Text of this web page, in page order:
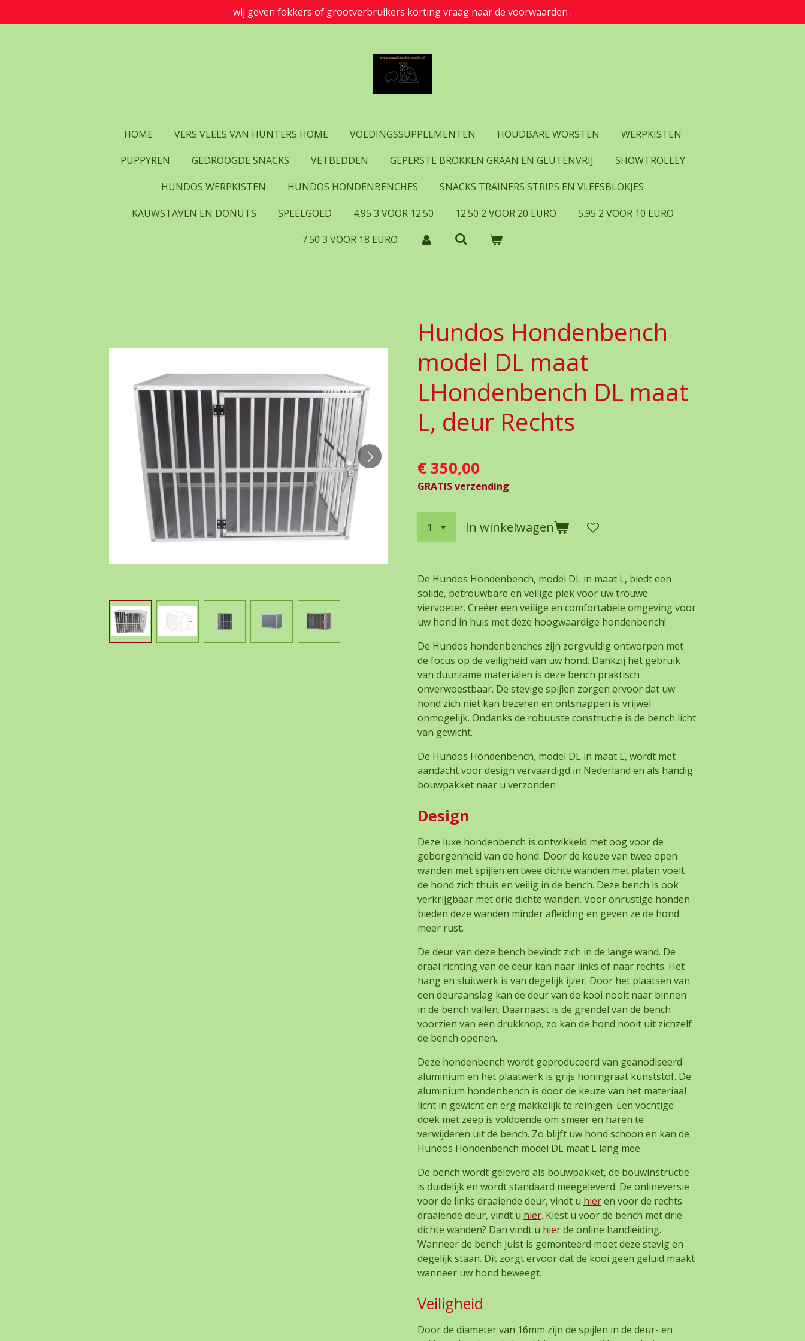
direct
wij geven fokkers of grootverbruikers korting vraag naar de voorwaarden .
HOME VERS VLEES VAN HUNTERS HOME VOEDINGSSUPPLEMENTEN HOUDBARE WORSTEN
WERPKISTEN
PUPPYREN
GEDROOGDE SNACKS VETBEDDEN GEPERSTE BROKKEN GRAAN EN GLUTENVRIJ
SHOWTROLLEY
HUNDOS WERPKISTEN
HUNDOS HONDENBENCHES
SNACKS TRAINERS STRIPS EN VLEESBLOKJES
KAUWSTAVEN EN DONUTS
SPEELGOED 4.95 3 VOOR 12.50 12.50 2 VOOR 20 EURO
5.95 2 VOOR 10 EURO
7.50 3 VOOR 18 EURO
Hundos Hondenbench
model DL maat
LHondenbench DL maat
L, deur Rechts
€ 350,00
GRATIS verzending
In winkelwagen
De Hundos Hondenbench, model DL in maat L, biedt een
solide, betrouwbare en veilige plek voor uw trouwe
viervoeter. Creëer een veilige en comfortabele omgeving voor
uw hond in huis met deze hoogwaardige hondenbench!
De Hundos hondenbenches zijn zorgvuldig ontworpen met
de focus op de veiligheid van uw hond. Dankzij het gebruik
van duurzame materialen is deze bench praktisch
onverwoestbaar. De stevige spijlen zorgen ervoor dat uw
hond zich niet kan bezeren en ontsnappen is vrijwel
onmogelijk. Ondanks de robuuste constructie is de bench licht
van gewicht.
De Hundos Hondenbench, model DL in maat L, wordt met
aandacht voor design vervaardigd in Nederland en als handig
bouwpakket naar u verzonden
Design
Deze luxe hondenbench is ontwikkeld met oog voor de
geborgenheid van de hond. Door de keuze van twee open
wanden met spijlen en twee dichte wanden met platen voelt
de hond zich thuis en veilig in de bench. Deze bench is ook
verkrijgbaar met drie dichte wanden. Voor onrustige honden
bieden deze wanden minder afleiding en geven ze de hond
meer rust.
De deur van deze bench bevindt zich in de lange wand. De
draai richting van de deur kan naar links of naar rechts. Het
hang en sluitwerk is van degelijk ijzer. Door het plaatsen van
een deuraanslag kan de deur van de kooi nooit naar binnen
in de bench vallen. Daarnaast is de grendel van de bench
voorzien van een drukknop, zo kan de hond nooit uit zichzelf
de bench openen.
Deze hondenbench wordt geproduceerd van geanodiseerd
aluminium en het plaatwerk is grijs honingraat kunststof. De
aluminium hondenbench is door de keuze van het materiaal
licht in gewicht en erg makkelijk te reinigen. Een vochtige
doek met zeep is voldoende om smeer en haren te
verwijderen uit de bench. Zo blijft uw hond schoon en kan de
Hundos Hondenbench model DL maat L lang mee.
De bench wordt geleverd als bouwpakket, de bouwinstructie
is duidelijk en wordt standaard meegeleverd. De onlineversie
voor de links draaiende deur, vindt u hieren voor de rechts
draaiende deur, vindt u hier. Kiest u voor de bench met drie
dichte wanden? Dan vindt u hierde online handleiding.
Wanneer de bench juist is gemonteerd moet deze stevig en
degelijk staan. Dit zorgt ervoor dat de kooi geen geluid maakt
wanneer uw hond beweegt.
Veiligheid
Door de diameter van 16mm zijn de spijlen in de deur- en